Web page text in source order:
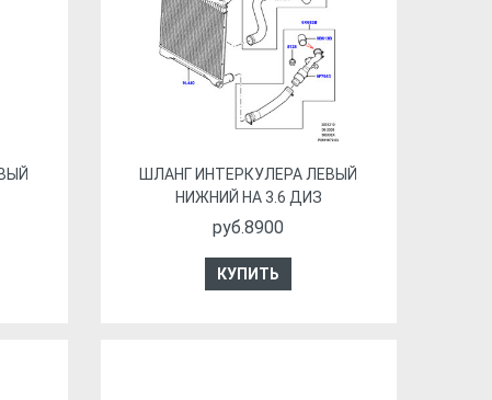
ШЛАНГ ИНТЕРКУЛЕРА ЛЕВЫЙ
НИЖНИЙ НА 3.6 ДИЗ
руб.8900
КУПИТЬ